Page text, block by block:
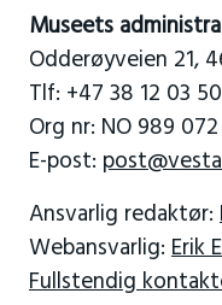
Museets
Odderøyveien 21,
Tlf: +47 38 12 03 50
Org nr: NO 989
E-post:
Ansvarlig redaktør:
Webansvarlig: Erik
Fullstendig